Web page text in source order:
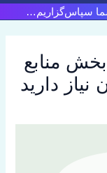
سپاس‌گزاریم…
منابع
نیاز دارید